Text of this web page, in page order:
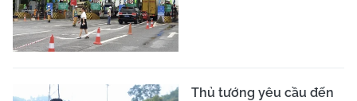
Thủ tướng yêu cầu đến